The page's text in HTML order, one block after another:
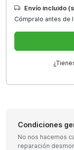
Envío incluido
Cómpralo antes de
Condiciones
No nos hacemos
reparación